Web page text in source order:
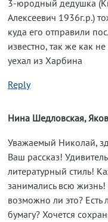
3-юродный дедушка
Алексеевич 1936г.р.)
куда его отправили
известно, так же как
уехал из Харбина
Reply
Нина Шедловская,
Уважаемый Николай,
Ваш рассказ!
литературный стиль!
занимались всю жизнь!
возможно ли это? Есть
бумагу? Хочется